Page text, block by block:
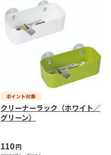
クリーナーラック（ホワイト／
グリーン）
110円